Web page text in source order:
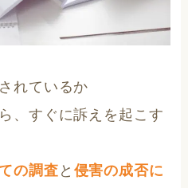
れているか
、すぐに訴えを起こす
の調査 と 侵害の成否に